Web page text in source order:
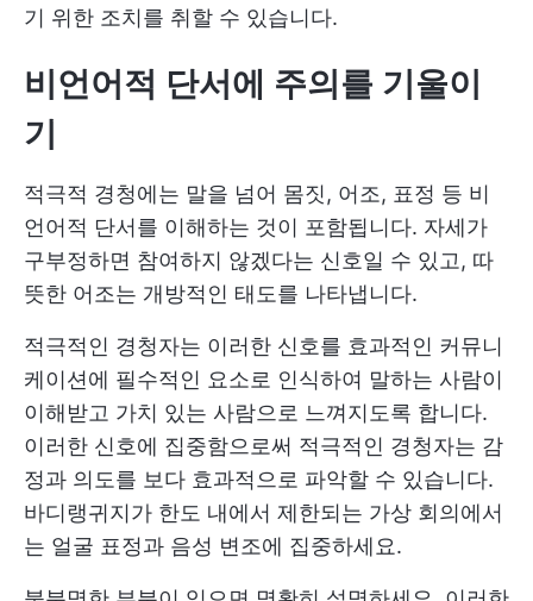
기 위한 조치를 취할 수 있습니다.
비언어적 단서에 주의를 기울이
기
적극적 경청에는 말을 넘어 몸짓, 어조, 표정 등 비
언어적 단서를 이해하는 것이 포함됩니다. 자세가
구부정하면 참여하지 않겠다는 신호일 수 있고, 따
뜻한 어조는 개방적인 태도를 나타냅니다.
적극적인 경청자는 이러한 신호를 효과적인 커뮤니
케이션에 필수적인 요소로 인식하여 말하는 사람이
이해받고 가치 있는 사람으로 느껴지도록 합니다.
이러한 신호에 집중함으로써 적극적인 경청자는 감
정과 의도를 보다 효과적으로 파악할 수 있습니다.
바디랭귀지가 한도 내에서 제한되는 가상 회의에서
는 얼굴 표정과 음성 변조에 집중하세요.